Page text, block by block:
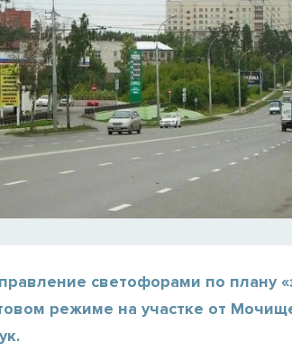
светофорами по плану
режиме на участке от